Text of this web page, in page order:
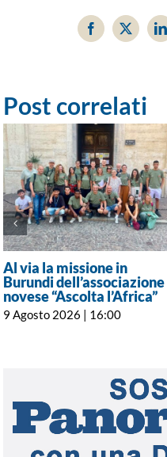
Facebook
X
Post correlati
Al via la missione in
Burundi dell’associazione
novese “Ascolta l’Africa”
9 Agosto 2026 | 16:00